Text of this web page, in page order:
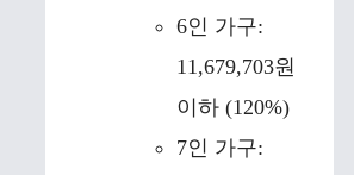
6인 가구:
11,679,703원
이하 (120%)
7인 가구: